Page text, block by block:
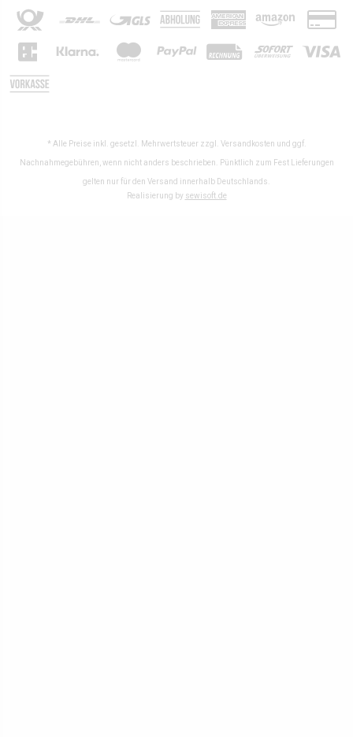
* Alle Preise inkl. gesetzl. Mehrwertsteuer zzgl. Versandkosten und ggf.
Nachnahmegebühren, wenn nicht anders beschrieben. Pünktlich zum Fest Lieferungen
gelten nur für den Versand innerhalb Deutschlands.
Realisierung by sewisoft.de